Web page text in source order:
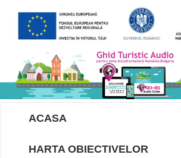
ACASA
HARTA OBIECTIVELOR